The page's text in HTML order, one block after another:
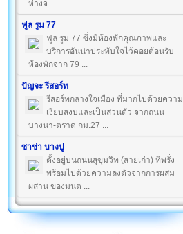
ห่างจ ...
ฟูล รูม 77
ฟูล รูม 77 ซึ่งมีห้องพักคุณภาพและ
บริการอันน่าประทับใจไว้คอยต้อนรับ
ห้องพักจาก 79 ...
ปัญจะ รีสอร์ท
รีสอร์ทกลางใจเมือง ที่มากไปด้วยความ
เงียบสงบและเป็นส่วนตัว จากถนน
บางนา-ตราด กม.27 ...
ซาซ่า บางปู
ตั้งอยู่บนถนนสุขุมวิท (สายเก่า) ที่พรั่ง
พร้อมไปด้วยความลงตัวจากการผสม
ผสาน ของมนต ...